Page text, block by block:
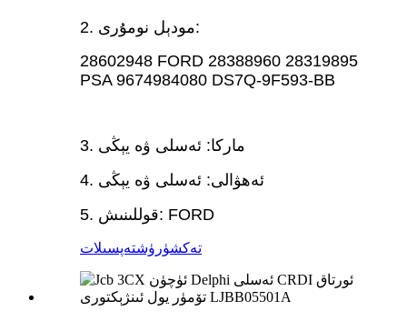
2. مودېل نومۇرى:
28602948 FORD 28388960 28319895
PSA 9674984080 DS7Q-9F593-BB
3. ماركا: ئەسلى ۋە يېڭى
4. ئەھۋالى: ئەسلى ۋە يېڭى
5. قوللىنىش: FORD
تەكشۈرۈشتەپسىلات